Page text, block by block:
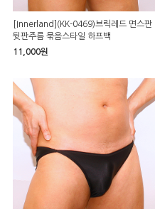
[Innerland](KK-0469)브릭레드 면스판
뒷판주름 묶음스타일 하프백
11,000원